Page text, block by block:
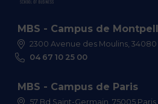
MBS - Campus de
2300 Avenue des Moulins,
04 67 10 25 00
MBS - Campus de Paris
57 Bd Saint-Germain, 75005 Paris